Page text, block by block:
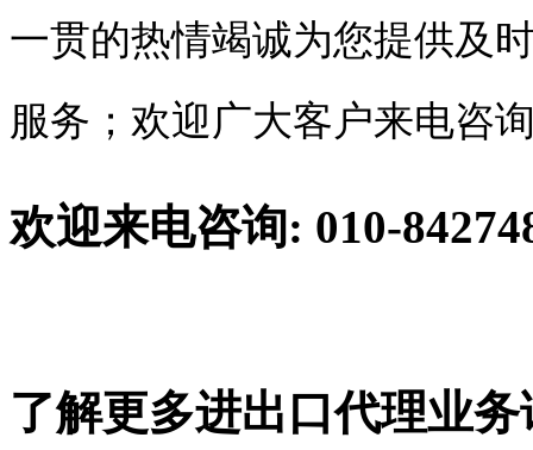
一贯的热情竭诚为您提供及
服务；欢迎广大客户来电咨
欢迎来电咨询: 010-
了解更多进出口代理业